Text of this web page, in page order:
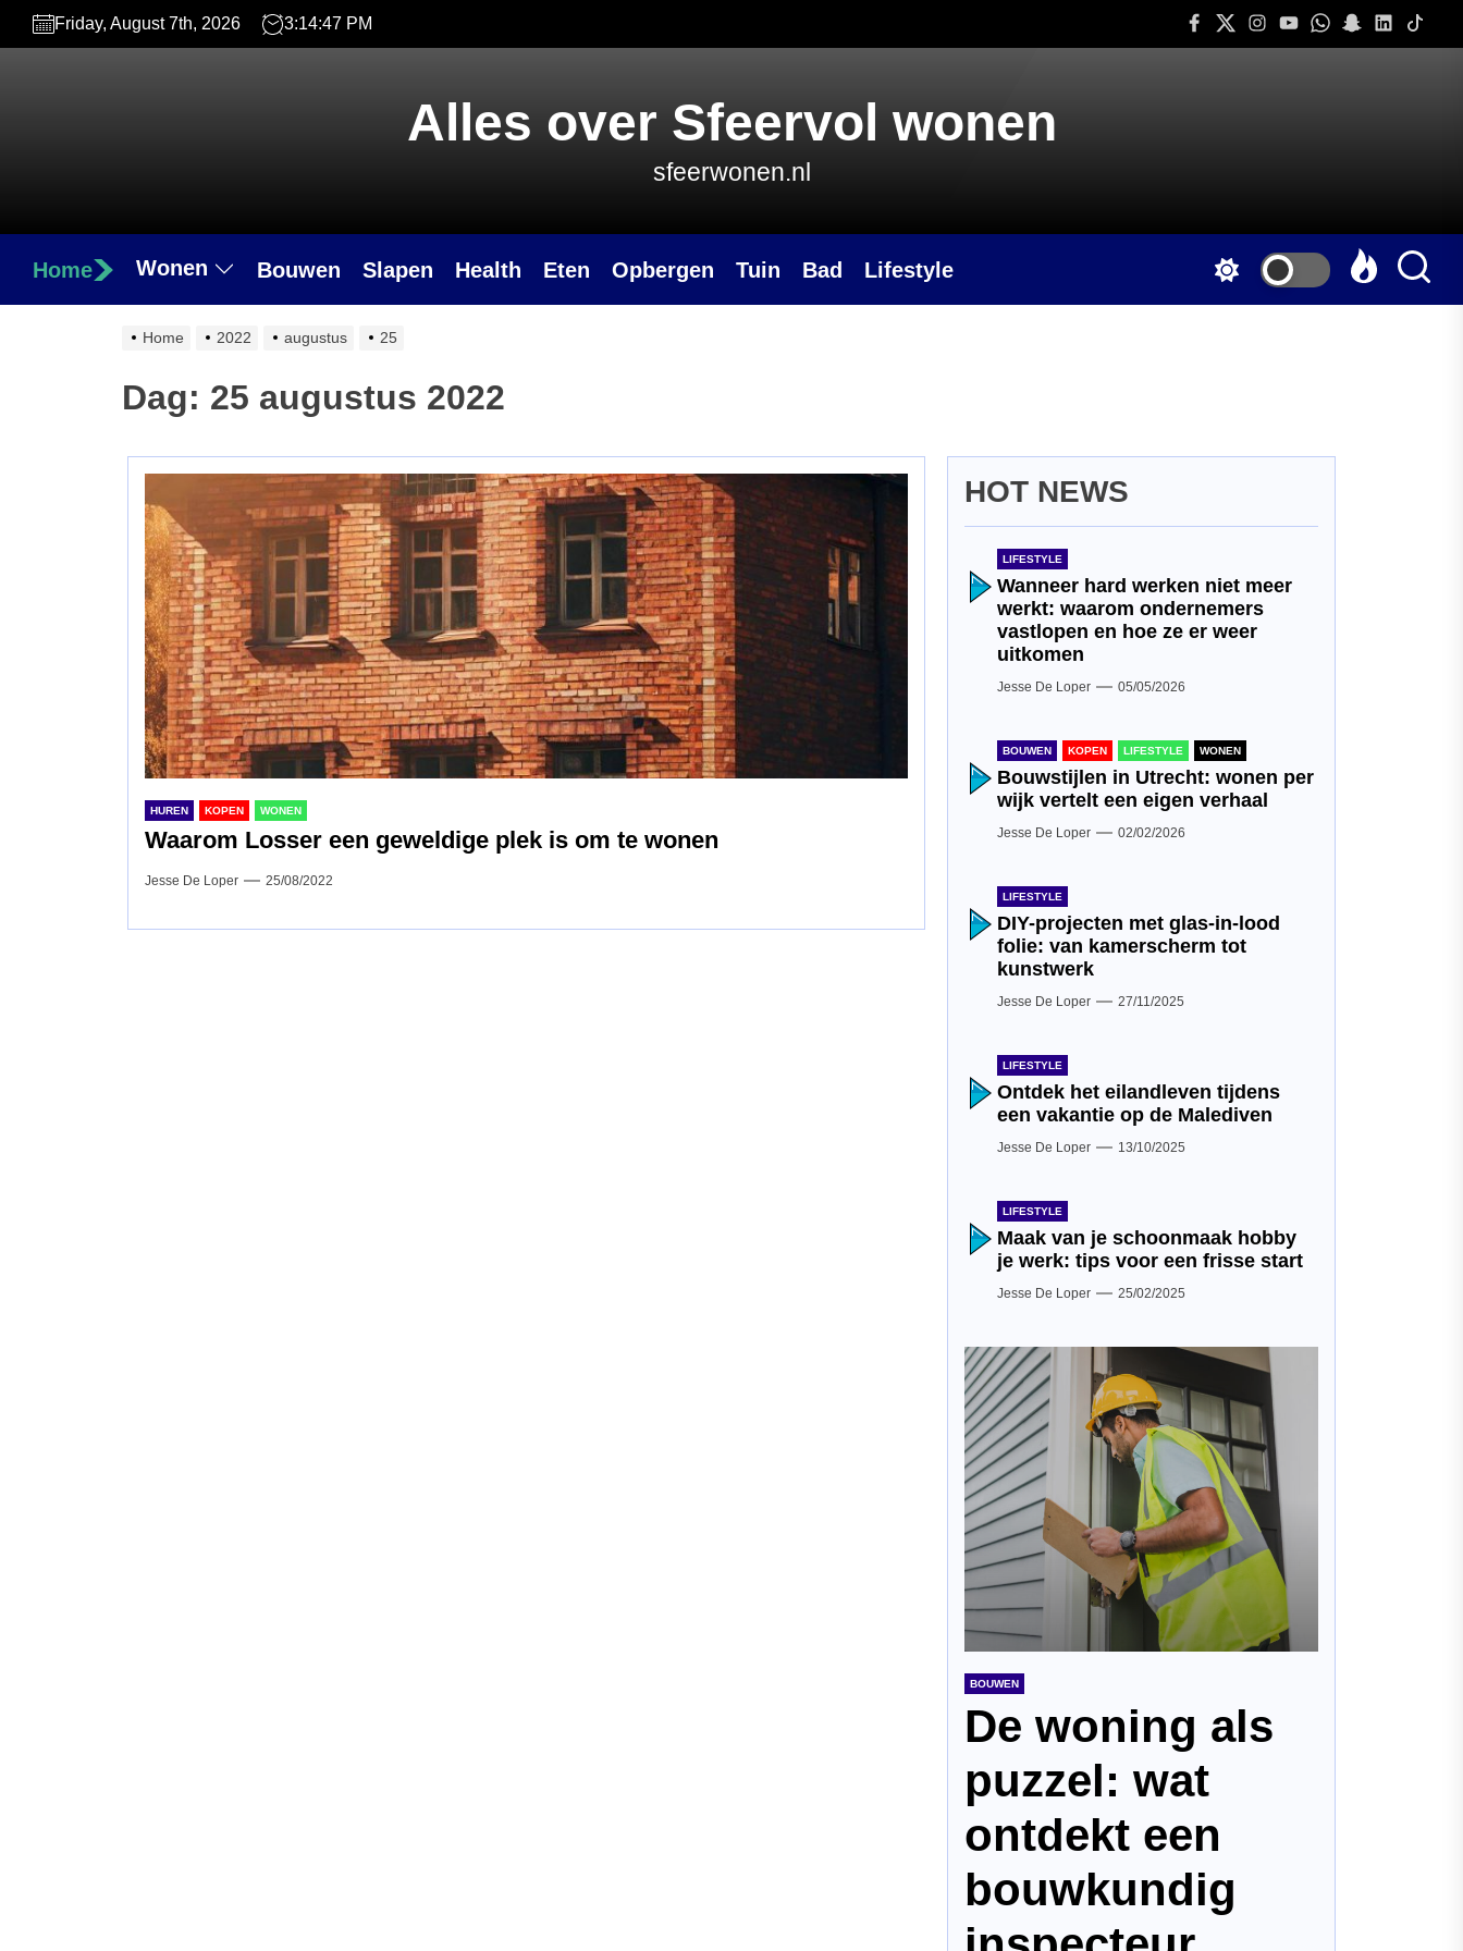
Skip
Friday, August 7th, 2026 3:14:48 PM Facebook
TwitterInstagram
YoutubeWhatsapp
Snapchat
Linkedin
Tiktok
Alles over Sfeervol wonen
sfeerwonen.nl
Home Wonen Bouwen Slapen Health Eten Opbergen Tuin Bad Lifestyle
Home 2022 augustus 25
Dag: 25 augustus 2022
HUREN KOPEN WONEN
Waarom Losser een geweldige plek is om te wonen
Jesse De Loper 25/08/2022
HOT NEWS
LIFESTYLE
Wanneer hard werken niet meer
werkt: waarom ondernemers
vastlopen en hoe ze er weer
uitkomen
Jesse De Loper 05/05/2026
BOUWEN KOPEN LIFESTYLE WONEN
Bouwstijlen in Utrecht: wonen per
wijk vertelt een eigen verhaal
Jesse De Loper 02/02/2026
LIFESTYLE
DIY-projecten met glas-in-lood
folie: van kamerscherm tot
kunstwerk
Jesse De Loper 27/11/2025
LIFESTYLE
Ontdek het eilandleven tijdens
een vakantie op de Malediven
Jesse De Loper 13/10/2025
LIFESTYLE
Maak van je schoonmaak hobby
je werk: tips voor een frisse start
Jesse De Loper 25/02/2025
BOUWEN
De woning als
puzzel: wat
ontdekt een
bouwkundig